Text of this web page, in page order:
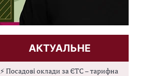
АКТУАЛЬНЕ
⚡ Посадові оклади за ЄТС – тарифна